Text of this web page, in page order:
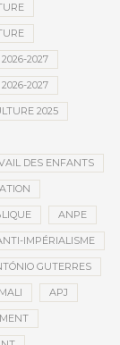
2027
2027
2025
DES ENFANTS
ANPE
IMPÉRIALISME
GUTERRES
APJ